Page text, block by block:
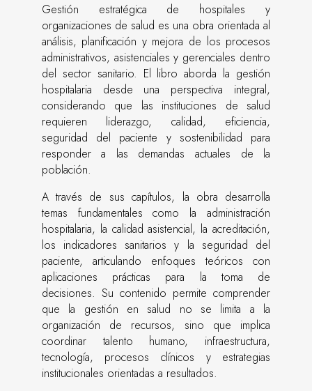
Gestión estratégica de hospitales y
organizaciones de salud es una obra orientada al
análisis, planificación y mejora de los procesos
administrativos, asistenciales y gerenciales dentro
del sector sanitario. El libro aborda la gestión
hospitalaria desde una perspectiva integral,
considerando que las instituciones de salud
requieren liderazgo, calidad, eficiencia,
seguridad del paciente y sostenibilidad para
responder a las demandas actuales de la
población.
A través de sus capítulos, la obra desarrolla
temas fundamentales como la administración
hospitalaria, la calidad asistencial, la acreditación,
los indicadores sanitarios y la seguridad del
paciente, articulando enfoques teóricos con
aplicaciones prácticas para la toma de
decisiones. Su contenido permite comprender
que la gestión en salud no se limita a la
organización de recursos, sino que implica
coordinar talento humano, infraestructura,
tecnología, procesos clínicos y estrategias
institucionales orientadas a resultados.